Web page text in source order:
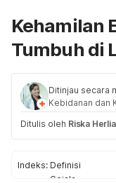
Kehamilan
Tumbuh di
Ditinjau secara
Kebidanan dan
Ditulis oleh Riska
Indeks: Definisi
Gejala